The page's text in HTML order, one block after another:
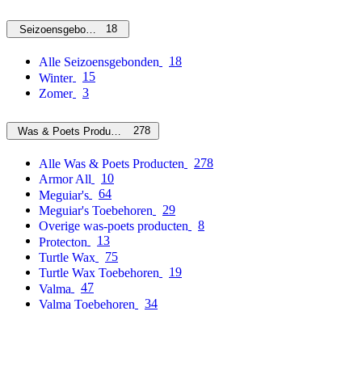
Seizoensgebonden18
Alle Seizoensgebonden
18
Winter
15
Zomer
3
Was & Poets Producten 278
Alle Was & Poets Producten
278
Armor All
10
Meguiar's
64
Meguiar's Toebehoren
29
Overige was-poets producten
8
Protecton
13
Turtle Wax
75
Turtle Wax Toebehoren
19
Valma
47
Valma Toebehoren
34